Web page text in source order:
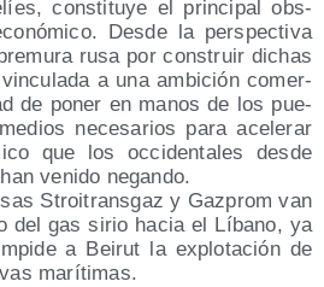
cons­ti­tu­ye el prin­ci­pal obs­
Des­de la pers­pec­ti­va
rusa por cons­truir dichas
a una ambi­ción comer­
de poner en manos de los pue­
nece­sa­rios para ace­le­rar
que los occi­den­ta­les des­de
veni­do negando.
Stroi­trans­gaz y Gaz­prom van
del gas sirio hacia el Líbano, ya
a Bei­rut la explo­ta­ción de
marítimas.